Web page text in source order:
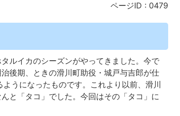
ページID : 0479
ルイカのシーズンがやってきました。今で
後期、ときの滑川町助役・城戸与吉郎が仕
うになったものです。これより以前、滑川
と「タコ」でした。今回はその「タコ」に